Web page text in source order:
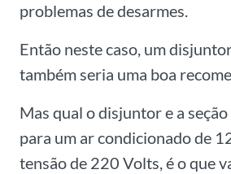
problemas de desarmes.
Então neste caso, um
também seria uma boa
Mas qual o disjuntor e a
para um ar condicionado de
tensão de 220 Volts, é o que